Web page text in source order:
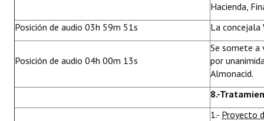
Hacienda,
Posición de audio 03h 59m 51s
La concejala
Posición de audio 04h 00m 13s
Se somete a
por
Almonacid.
8.-
1.- Proyecto